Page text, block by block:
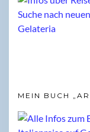
MEIN BUCH